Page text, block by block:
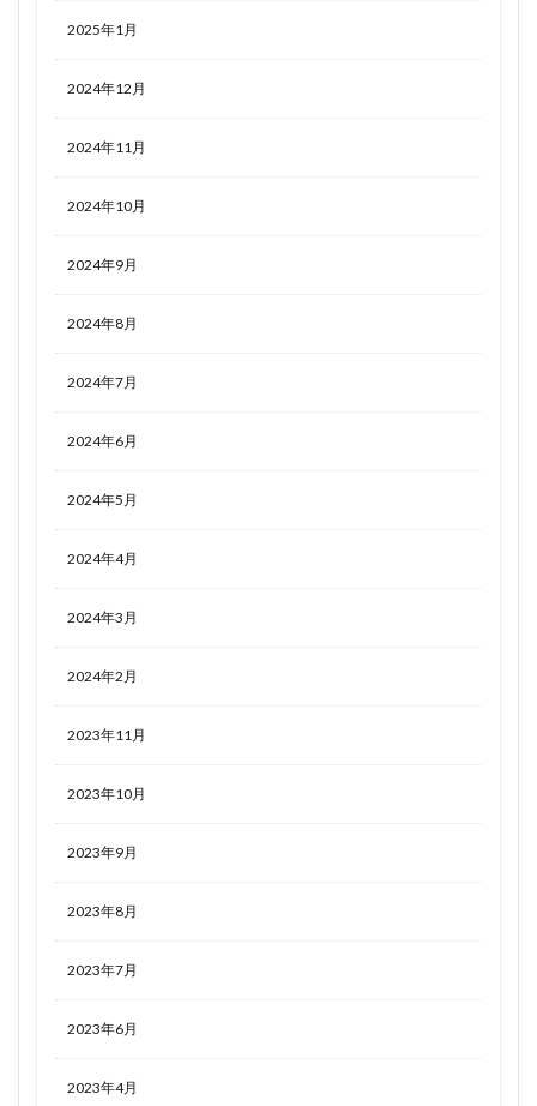
2025年1月
2024年12月
2024年11月
2024年10月
2024年9月
2024年8月
2024年7月
2024年6月
2024年5月
2024年4月
2024年3月
2024年2月
2023年11月
2023年10月
2023年9月
2023年8月
2023年7月
2023年6月
2023年4月